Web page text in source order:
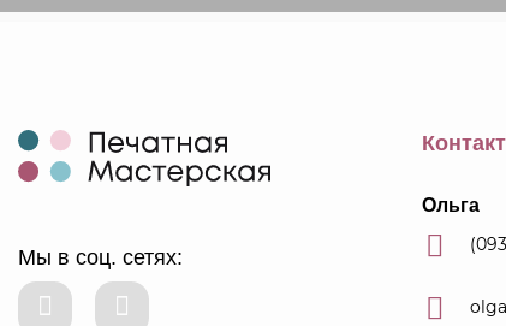
Мы в соц. сетях:
Ольга